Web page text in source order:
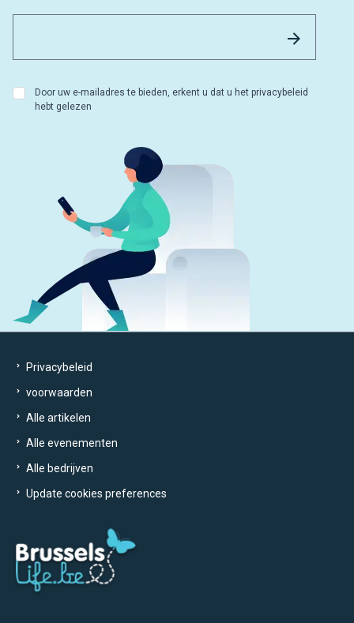
Door uw e-mailadres te bieden, erkent u dat u het privacybeleid
hebt gelezen
Privacybeleid
voorwaarden
Alle artikelen
Alle evenementen
Alle bedrijven
Update cookies preferences